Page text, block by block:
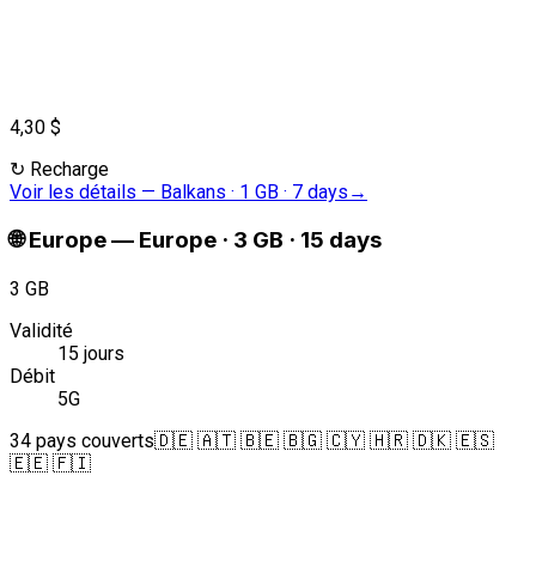
4,30 $
↻ Recharge
Voir les détails — Balkans · 1 GB · 7 days →
🌐 Europe— Europe · 3 GB · 15 days
3 GB
Validité
15 jours
Débit
5G
34 pays couverts🇩🇪 🇦🇹 🇧🇪 🇧🇬 🇨🇾 🇭🇷 🇩🇰 🇪🇸
🇪🇪 🇫🇮